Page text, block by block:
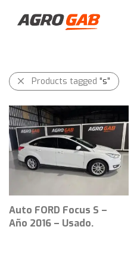
Products tagged “s”
Auto FORD Focus S –
Año 2016 – Usado.